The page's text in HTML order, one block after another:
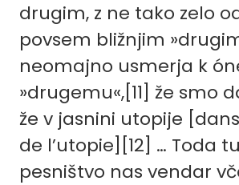
drugim, z ne tako zelo
povsem bližnjim
neomajno usmerja k
»drugemu«,[11] že smo
že v jasnini utopije
de l’utopie] [12] … Toda
pesništvo nas vendar